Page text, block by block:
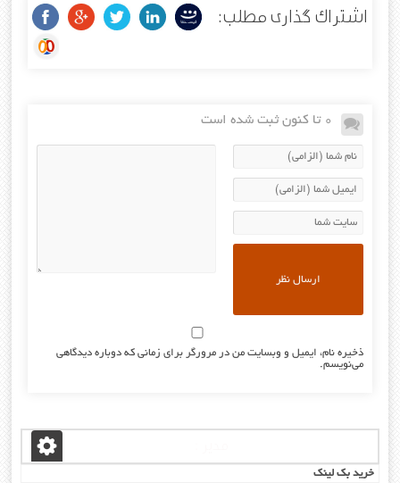
اشتراک گذاری مطلب:
0 تا کنون ثبت شده است
ذخیره نام، ایمیل و وبسایت من در مرورگر برای زمانی که دوباره دیدگاهی
می‌نویسم.
خرید بک لینک